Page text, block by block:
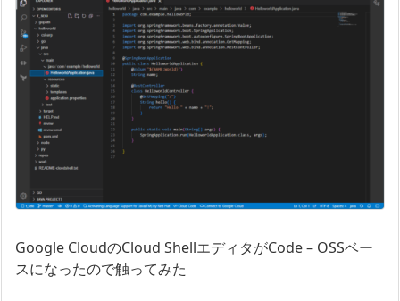
Google CloudのCloud ShellエディタがCode – OSSベー
スになったので触ってみた